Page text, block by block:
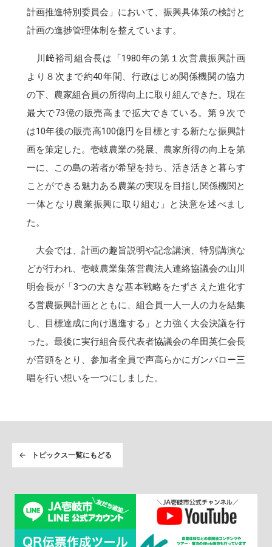
計画推進特別委員会」において、振興具体策の検討と
計画の進捗管理体制を整えています。
川﨑裕司組合長は「1980年の第１次営農振興計画
より８次まで約40年間、行政はじめ関係機関の協力
の下、農家組合員の所得向上に取り組んできた。現在
最大で73億の販売高まで拡大できている。第９次で
は10年後の販売高100億円を目標とする新たな振興計
画を策定した。壱岐農業の発展、農家所得の向上を第
一に、この島の若者が希望を持ち、活き活きと暮らす
ことができる魅力ある農業の実現を目指し関係機関と
一体となり農業振興に取り組む」と決意を述べまし
た。
大会では、計画の趣旨説明や記念講演、特別講演な
どが行われ、壱岐農業集落営農法人連絡協議会の山川
明会長が「3つの大きな基本戦略をたずさえた進化す
る営農振興計画とともに、組合員一人一人の力を結集
し、目標達成に向け邁進する」と力強く大会決議を行
った。最後に実行組合長代表者協議会の牟田英仁会長
が音頭をとり、参加者全員で声高らかにガンバロー三
唱を行い想いを一つにしました。
トピックス一覧にもどる